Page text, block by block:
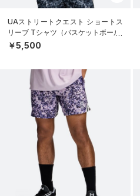
UAストリートクエスト ショートス
リーブ Tシャツ（バスケットボール/
MEN）
￥5,500